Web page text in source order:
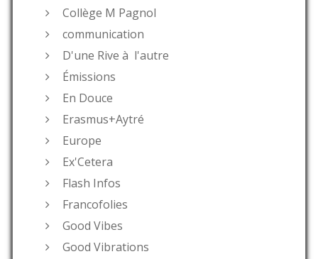
Collège M Pagnol
communication
D'une Rive à l'autre
Émissions
En Douce
Erasmus+Aytré
Europe
Ex'Cetera
Flash Infos
Francofolies
Good Vibes
Good Vibrations